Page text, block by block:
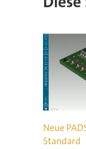
Neue
Standard